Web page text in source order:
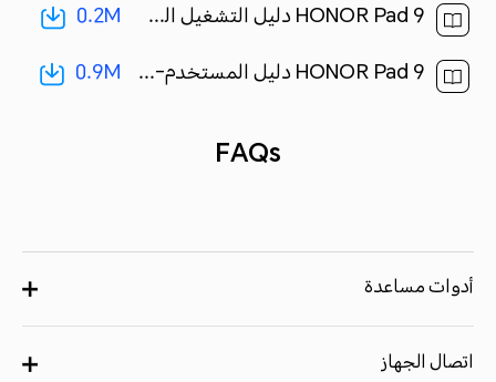
HONOR Pad 9 دليل التشغيل السريع-(MagicOS7.2_01,HEY2-W09,ar)[ 0.2M ]
0.2M
HONOR Pad 9 دليل المستخدم-(Magic UI 7.2_01,ar-eg)[ 0.9M ] 0.9M
FAQs
أدوات مساعدة
اتصال الجهاز